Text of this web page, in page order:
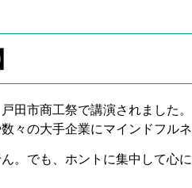
田市商工祭で講演されました。
の大手企業にマインドフルネ
でも、ホントに集中して心に